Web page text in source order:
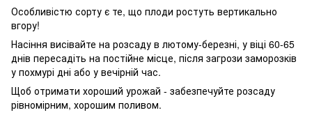
Особливістю сорту є те, що плоди ростуть вертикально
вгору!
Насіння висівайте на розсаду в лютому-березні, у віці 60-65
днів пересадіть на постійне місце, після загрози заморозків
у похмурі дні або у вечірній час.
Щоб отримати хороший урожай - забезпечуйте розсаду
рівномірним, хорошим поливом.